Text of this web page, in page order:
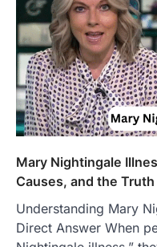
Mary Nightingale
Causes, and the
Understanding Mary
Direct Answer When